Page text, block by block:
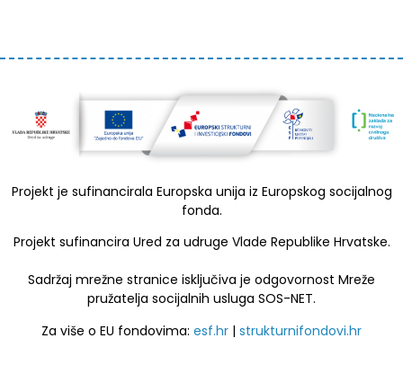
Projekt je sufinancirala Europska unija iz Europskog socijalnog
fonda.
Projekt sufinancira Ured za udruge Vlade Republike Hrvatske.
Sadržaj mrežne stranice isključiva je odgovornost Mreže
pružatelja socijalnih usluga SOS-NET.
Za više o EU fondovima: esf.hr | strukturnifondovi.hr